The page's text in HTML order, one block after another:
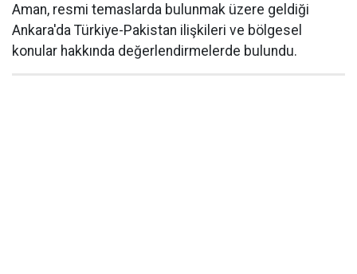
Aman, resmi temaslarda bulunmak üzere geldiği
Ankara'da Türkiye-Pakistan ilişkileri ve bölgesel
konular hakkında değerlendirmelerde bulundu.